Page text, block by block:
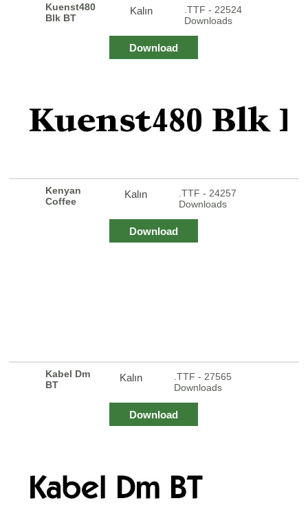
Kuenst480
Blk BT
Kalın
.TTF - 22524
Downloads
Download
Kenyan
Coffee
Kalın
.TTF - 24257
Downloads
Download
Kabel Dm
BT
Kalın
.TTF - 27565
Downloads
Download